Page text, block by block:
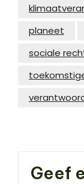
planeet
sociale
Geef